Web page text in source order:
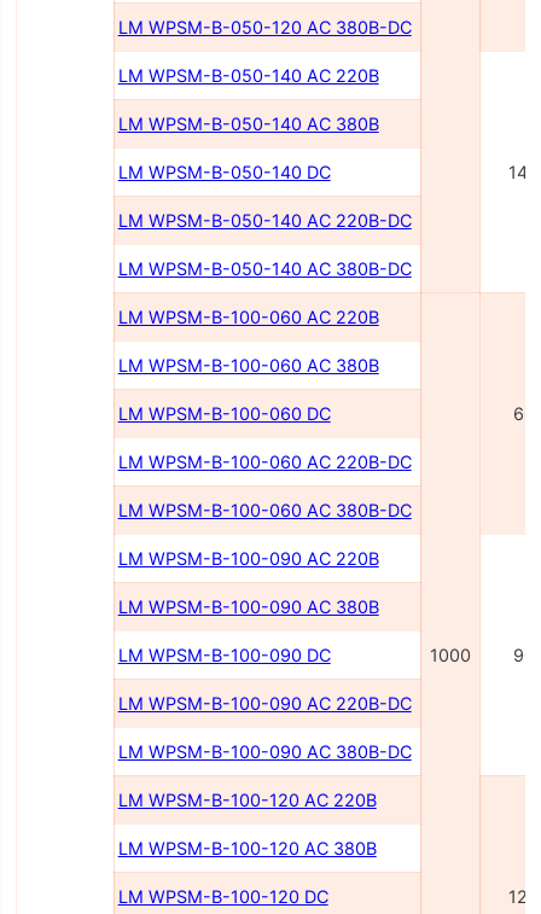
LM WPSM-B-050-120 AC 380В-DC
LM WPSM-B-050-140 AC 220В
LM WPSM-B-050-140 AC 380В
LM WPSM-B-050-140 DC
LM WPSM-B-050-140 AC 220В-DC
LM WPSM-B-050-140 AC 380В-DC
LM WPSM-B-100-060 AC 220В
1000
LM WPSM-B-100-060 AC 380В
LM WPSM-B-100-060 DC
LM WPSM-B-100-060 AC 220В-DC
LM WPSM-B-100-060 AC 380В-DC
LM WPSM-B-100-090 AC 220В
LM WPSM-B-100-090 AC 380В
LM WPSM-B-100-090 DC
LM WPSM-B-100-090 AC 220B-DC
LM WPSM-B-100-090 AC 380B-DC
LM WPSM-B-100-120 AC 220B
LM WPSM-B-100-120 AC 380B
LM WPSM-B-100-120 DC